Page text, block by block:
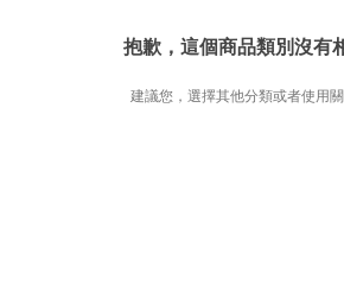
抱歉，這個商品類別沒有
建議您，選擇其他分類或者使用